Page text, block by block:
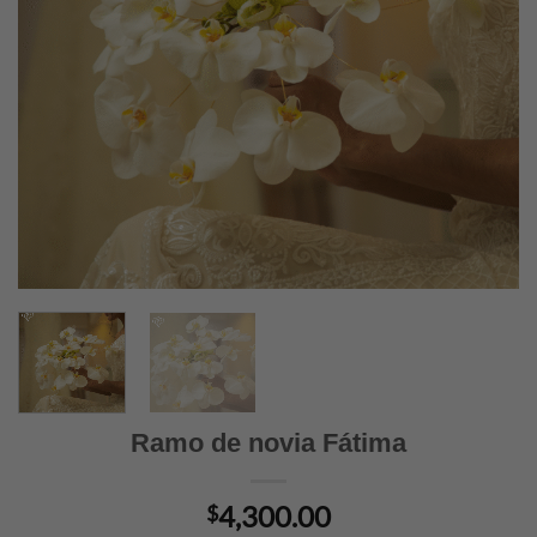
Ramo de novia Fátima
$4,300.00